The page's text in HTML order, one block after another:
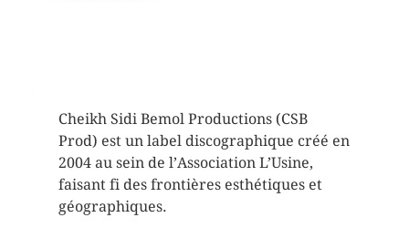
Cheikh Sidi Bemol Productions (CSB
Prod) est un label discographique créé en
2004 au sein de l’Association L’Usine,
faisant fi des frontières esthétiques et
géographiques.